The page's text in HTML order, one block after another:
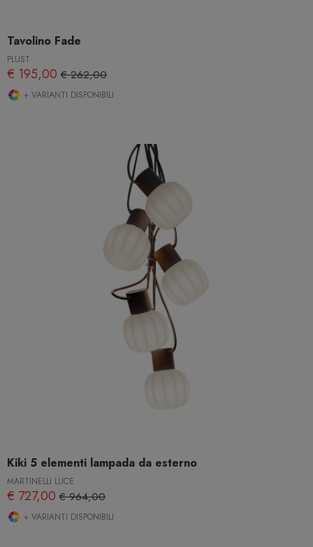
Tavolino Fade
PLUST
€ 195,00 € 262,00
+ VARIANTI DISPONIBILI
Kiki 5 elementi lampada da esterno
MARTINELLI LUCE
€ 727,00 € 964,00
+ VARIANTI DISPONIBILI